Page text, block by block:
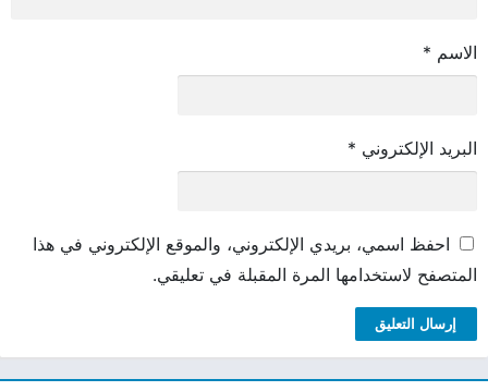
الاسم *
البريد الإلكتروني *
احفظ اسمي، بريدي الإلكتروني، والموقع الإلكتروني في هذا
المتصفح لاستخدامها المرة المقبلة في تعليقي.